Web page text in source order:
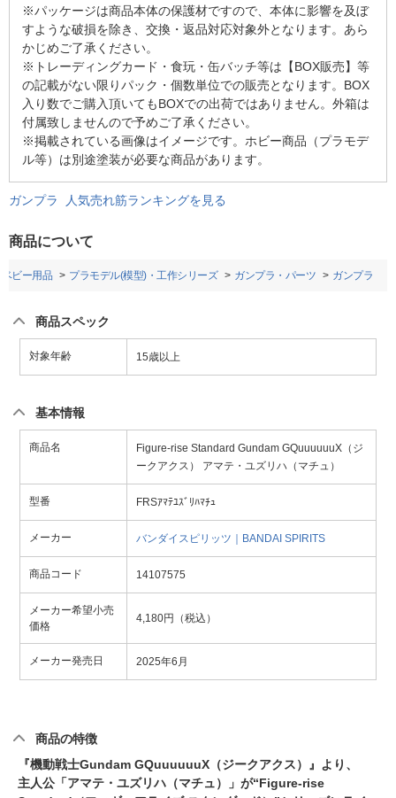
※パッケージは商品本体の保護材ですので、本体に影響を及ぼ
すような破損を除き、交換・返品対応対象外となります。あら
かじめご了承ください。
※トレーディングカード・食玩・缶バッチ等は【BOX販売】等
の記載がない限りパック・個数単位での販売となります。BOX
入り数でご購入頂いてもBOXでの出荷ではありません。外箱は
付属致しませんので予めご了承ください。
※掲載されている画像はイメージです。ホビー商品（プラモデ
ル等）は別途塗装が必要な商品があります。
ガンプラ 人気売れ筋ランキングを見る
商品について
ビー用品 プラモデル(模型)・工作シリーズ ガンプラ・パーツ ガンプラ
商品スペック
対象年齢 15歳以上
基本情報
商品名
Figure-rise Standard Gundam GQuuuuuuX（ジ
ークアクス） アマテ・ユズリハ（マチュ）
型番 FRSｱﾏﾃﾕｽﾞﾘﾊﾏﾁｭ
メーカー バンダイスピリッツ｜BANDAI SPIRITS
商品コード 14107575
メーカー希望小売
価格
4,180円（税込）
メーカー発売日 2025年6月
商品の特徴
『機動戦士Gundam GQuuuuuuX（ジークアクス）』より、
主人公「アマテ・ユズリハ（マチュ）」が“Figure-rise